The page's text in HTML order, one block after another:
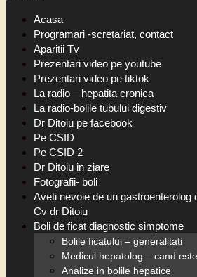
Acasa
Programari -scretariat, contact
Aparitii Tv
Prezentari video pe youtube
Prezentari video pe tiktok
La radio – hepatita cronica
La radio-bolile tubului digestiv
Dr Ditoiu pe facebook
Pe CSID
Pe CSID 2
Dr Ditoiu in ziare
Fotografii- boli
Aveti nevoie de un gastroenterolog
Cv dr Ditoiu
Boli de ficat diagnostic simptome
Bolile ficatului – generalitati
Medicul hepatolog – cand
Analize in bolile hepatice